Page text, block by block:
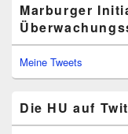
Marburger
Meine Tweets
Die HU auf